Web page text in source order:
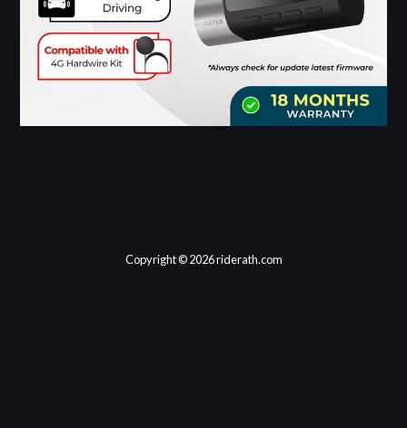
Copyright © 2026 riderath.com